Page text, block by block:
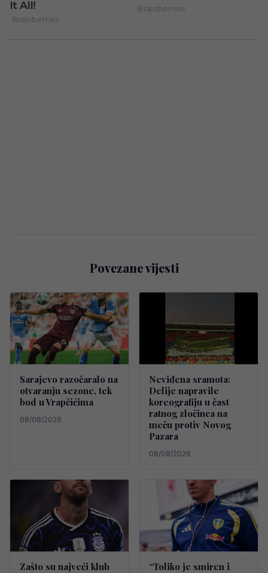
Povezane vijesti
Sarajevo razočaralo na
otvaranju sezone, tek
bod u Vrapčićima
08/08/2026
Neviđena sramota:
Delije napravile
koreografiju u čast
ratnog zločinca na
meču protiv Novog
Pazara
08/08/2026
Zašto su najveći klub
“Toliko je smiren i